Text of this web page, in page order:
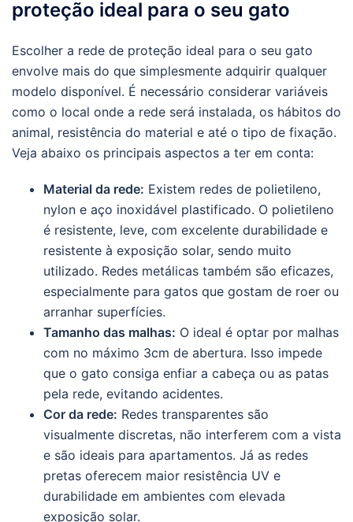
proteção ideal para o seu gato
Escolher a rede de proteção ideal para o seu gato
envolve mais do que simplesmente adquirir qualquer
modelo disponível. É necessário considerar variáveis
como o local onde a rede será instalada, os hábitos do
animal, resistência do material e até o tipo de fixação.
Veja abaixo os principais aspectos a ter em conta:
Material da rede: Existem redes de polietileno,
nylon e aço inoxidável plastificado. O polietileno
é resistente, leve, com excelente durabilidade e
resistente à exposição solar, sendo muito
utilizado. Redes metálicas também são eficazes,
especialmente para gatos que gostam de roer ou
arranhar superfícies.
Tamanho das malhas: O ideal é optar por malhas
com no máximo 3cm de abertura. Isso impede
que o gato consiga enfiar a cabeça ou as patas
pela rede, evitando acidentes.
Cor da rede: Redes transparentes são
visualmente discretas, não interferem com a vista
e são ideais para apartamentos. Já as redes
pretas oferecem maior resistência UV e
durabilidade em ambientes com elevada
exposição solar.